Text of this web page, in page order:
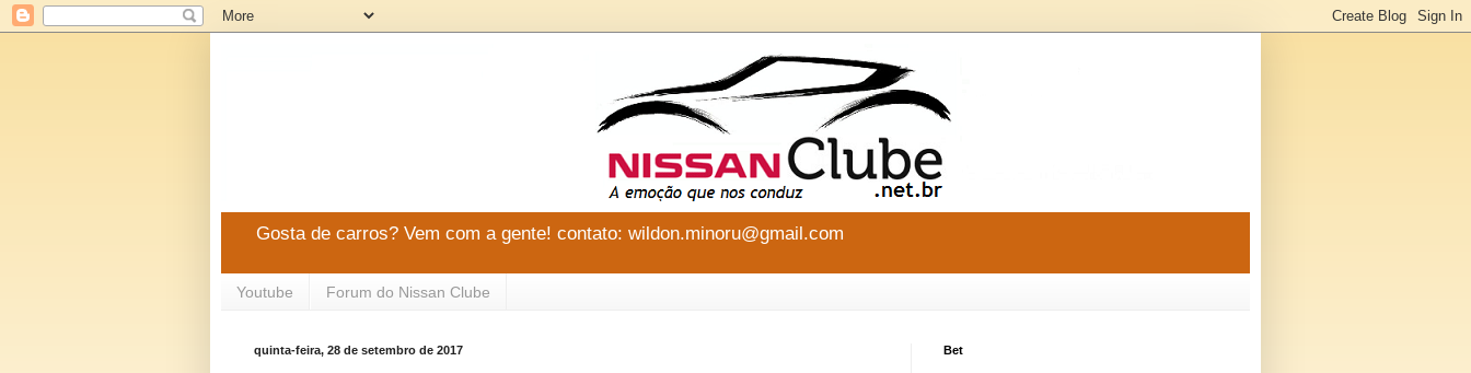
Gosta de carros? Vem com a gente! contato: wildon.minoru@gmail.com
Youtube Forum do Nissan Clube
quinta-feira, 28 de setembro de 2017 Bet